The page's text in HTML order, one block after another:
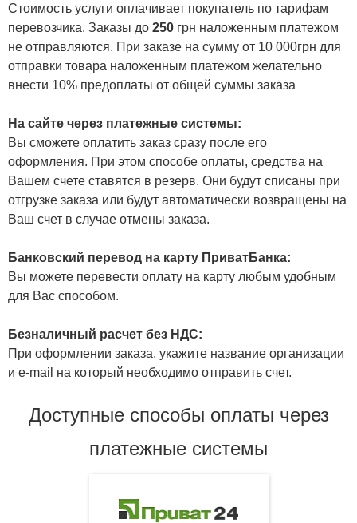
Стоимость услуги оплачивает покупатель по тарифам
перевозчика. Заказы до 250 грн наложенным платежом
не отправляются. При заказе на сумму от 10 000грн для
отправки товара наложенным платежом желательно
внести 10% предоплаты от общей суммы заказа
На сайте через платежные системы:
Вы сможете оплатить заказ сразу после его
оформления. При этом способе оплаты, средства на
Вашем счете ставятся в резерв. Они будут списаны при
отгрузке заказа или будут автоматически возвращены на
Ваш счет в случае отмены заказа.
Банковский перевод на карту ПриватБанка:
Вы можете перевести оплату на карту любым удобным
для Вас способом.
Безналичный расчет без НДС:
При оформлении заказа, укажите название организации
и e-mail на который необходимо отправить счет.
Доступные способы оплаты через
платежные системы